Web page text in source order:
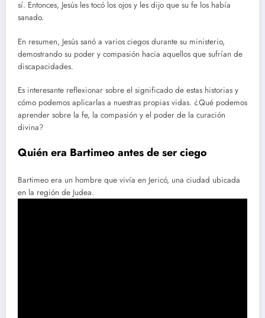
sí. Entonces, Jesús les tocó los ojos y les dijo que su fe los había
sanado.
En resumen, Jesús sanó a varios ciegos durante su ministerio,
demostrando su poder y compasión hacia aquellos que sufrían de
discapacidades.
Es interesante reflexionar sobre el significado de estas historias y
cómo podemos aplicarlas a nuestras propias vidas. ¿Qué podemos
aprender sobre la fe, la compasión y el poder de la curación
divina?
Quién era Bartimeo antes de ser ciego
Bartimeo era un hombre que vivía en Jericó, una ciudad ubicada
en la región de Judea.